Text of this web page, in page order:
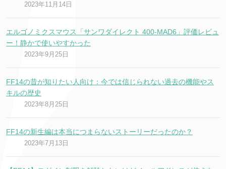
2023年11月14日
エルゴノミクスマウス「サンワダイレクト 400-MAD6」評価レビュ
ー！静かで使いやすかった
2023年9月25日
FF14の昔が知りたい人向け：今では信じられない過去の機能やス
キルの歴史
2023年8月25日
FF14の新生編は本当につまらないストーリーだったのか？
2023年7月13日